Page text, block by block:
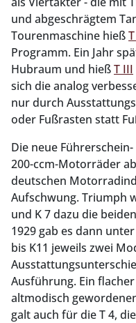
und abgeschrägtem
Tourenmaschine hieß
Programm. Ein Jahr
Hubraum und hießT III
sich die analog
nur durch
oder Fußrasten statt
Die neue
200-ccm-Motorräder
deutschen
Aufschwung. Triumph
und K 7 dazu die
1929 gab es dann
bis K11 jeweils zwei
Ausführung. Ein
altmodisch
galt auch für die T 4,